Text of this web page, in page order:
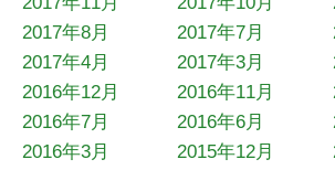
2017年8月
2017年7月
2017年4月
2017年3月
2016年12月
2016年11月
2016年7月
2016年6月
2016年3月
2015年12月